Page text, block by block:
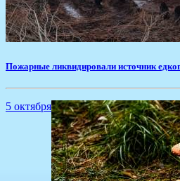
Пожарные ликвидировали источник
5 октября